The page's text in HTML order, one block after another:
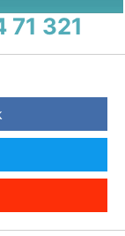
71 321